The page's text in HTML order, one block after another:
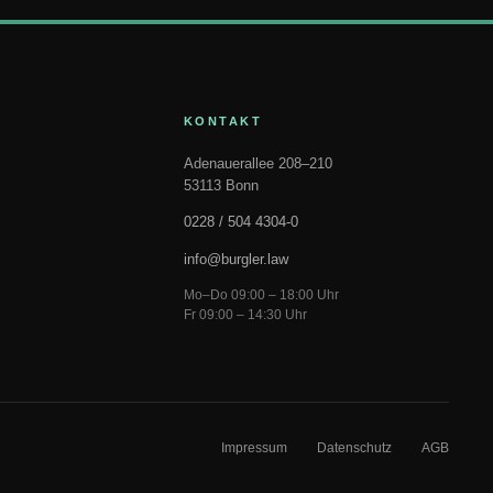
KONTAKT
Adenauerallee 208–210
53113 Bonn
0228 / 504 4304-0
info@burgler.law
Mo–Do 09:00 – 18:00 Uhr
Fr 09:00 – 14:30 Uhr
Impressum Datenschutz AGB